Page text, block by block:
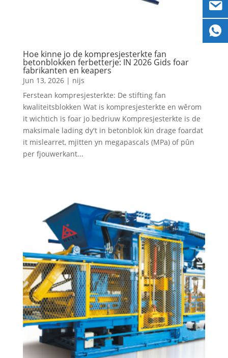
Hoe kinne jo de kompresjesterkte fan
betonblokken ferbetterje: IN 2026 Gids foar
fabrikanten en keapers
Jun 13, 2026| nijs
Ferstean kompresjesterkte: De stifting fan
kwaliteitsblokken Wat is kompresjesterkte en wêrom
it wichtich is foar jo bedriuw Kompresjesterkte is de
maksimale lading dy't in betonblok kin drage foardat
it mislearret, mjitten yn megapascals (MPa) of pûn
per fjouwerkant...